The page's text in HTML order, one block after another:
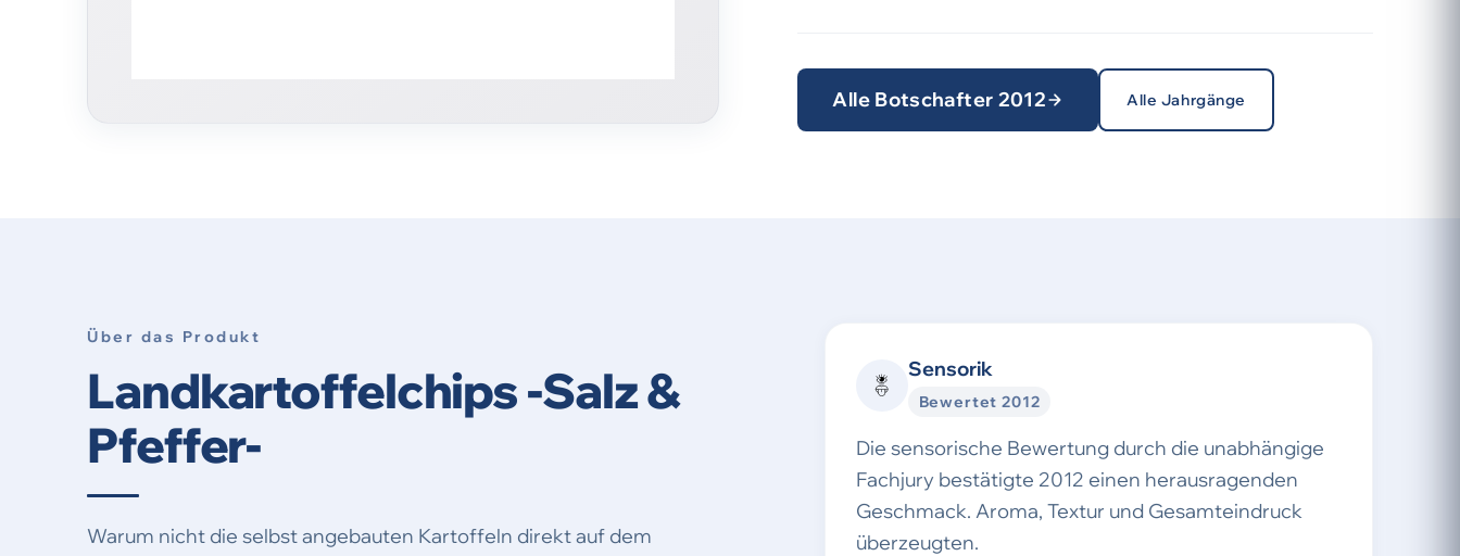
Alle Botschafter 2012 Alle Jahrgänge
Über das Produkt
Landkartoffelchips -Salz &
Pfeffer-
Warum nicht die selbst angebauten Kartoffeln direkt auf dem
Sensorik
Bewertet 2012
Die sensorische Bewertung durch die unabhängige
Fachjury bestätigte 2012 einen herausragenden
Geschmack. Aroma, Textur und Gesamteindruck
überzeugten.